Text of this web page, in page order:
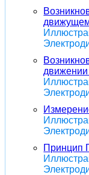
движении
Принцип